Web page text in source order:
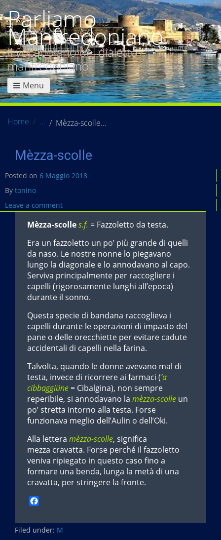
Parliamo
Manfredoniano
Il vocabolario del dialetto
manfredoniano
Menu
Home Mèzza-scolle
Mèzza-scolle
Posted on 6 Maggio 2018
By tonino
Leave a comment
Mèzza-scolles.f. = Fazzoletto da testa.
Era un fazzoletto un po’ più grande di quelli
da naso. Le nostre nonne lo piegavano
lungo la diagonale e lo annodavano al capo.
Serviva principalmente per raccogliere i
capelli (rigorosamente lunghi all’epoca)
durante il sonno.
Questa specie di bandana raccoglieva i
capelli durante le operazioni di impasto del
pane o delle orecchiette per evitare cadute
accidentali di capelli nella farina.
Talvolta, quando le donne avevano mal di
testa, invece di ricorrere ai farmaci (‘a
cibbaggiüne = Cibalgina), non sempre
reperibile, si annodavano la mèzza-scolle un
po’ stretta intorno alla testa. Forse
funzionava meglio dell’Aulin o dell’Oki.
Alla lettera mèzza-scolle, significa
mezza cravatta. Forse perché il fazzoletto
veniva ripiegato in questo caso fino a
formare una benda, lunga la metà di una
cravatta, per stringere la fronte.
c
e
Filed under: M